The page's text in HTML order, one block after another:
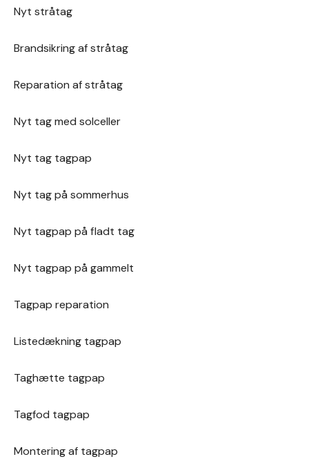
Nyt stråtag
Brandsikring af stråtag
Reparation af stråtag
Nyt tag med solceller
Nyt tag tagpap
Nyt tag på sommerhus
Nyt tagpap på fladt tag
Nyt tagpap på gammelt
Tagpap reparation
Listedækning tagpap
Taghætte tagpap
Tagfod tagpap
Montering af tagpap